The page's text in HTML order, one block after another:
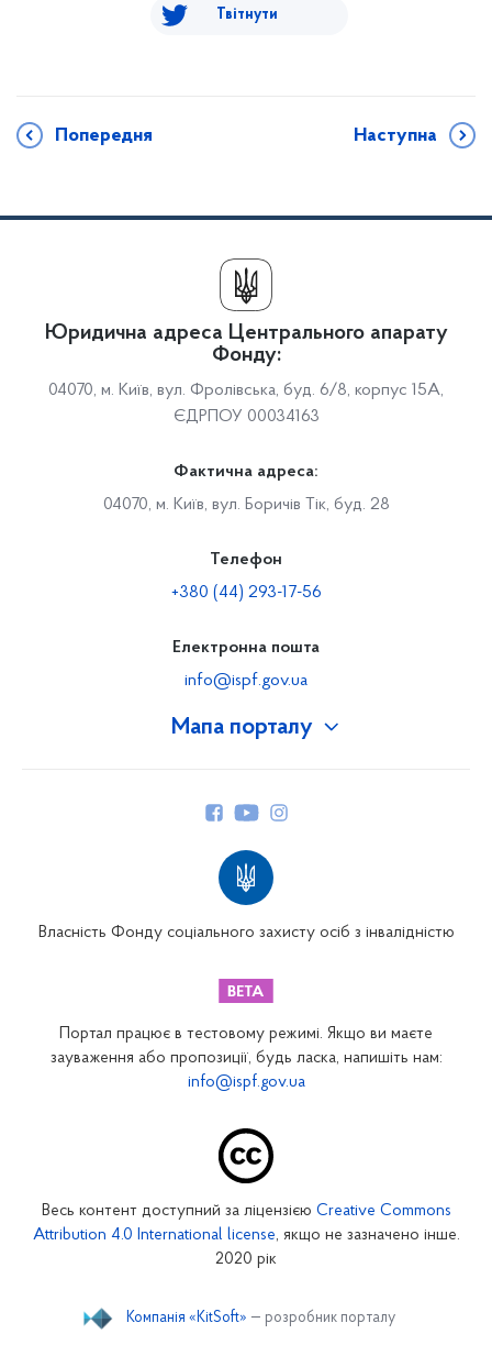
Твітнути
Попередня Наступна
Мапа порталу
Закарпатське відділення
Запорізьке відділення
Кіровоградське відділення
Миколаївське відділення
Юридична адреса Центрального апарату
Фонду:
04070, м. Київ, вул. Фролівська, буд. 6/8, корпус 15А,
ЄДРПОУ 00034163
Фактична адреса:
04070, м. Київ, вул. Боричів Тік, буд. 28
Телефон
+380 (44) 293-17-56
Електронна пошта
info@ispf.gov.ua
Власність Фонду соціального захисту осіб з інвалідністю
Портал працює в тестовому режимі. Якщо ви маєте
зауваження або пропозиції, будь ласка, напишіть нам:
info@ispf.gov.ua
Весь контент доступний за ліцензією Creative Commons
Attribution 4.0 International license, якщо не зазначено інше.
2020 рік
Компанія «KitSoft» — розробник порталу